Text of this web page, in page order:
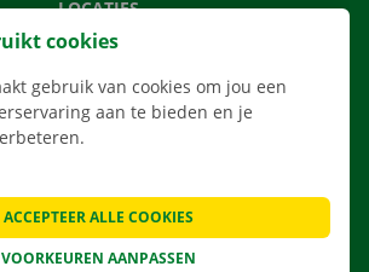
LOCATIES
APP
VERHUISOPLOSSINGEN
CONTACTEER ONS
VEELGESTELDE VRAGEN
cookies
gebruik van cookies om jou een
aan te bieden en je
VOORKEUREN AANPASSEN
ACCEPTEER ALLE COOKIES